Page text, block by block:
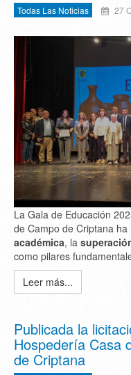
Todas Las Noticias 27
La Gala de Educación
de Campo de Criptana ha
académica, la
como pilares
Leer más...
Publicada la
Hospedería Casa
de Criptana